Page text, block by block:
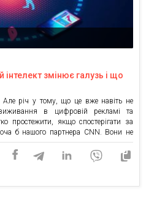
змінює галузь і що
Але річ у тому, що це вже навіть не
в цифровій рекламі та
простежити, якщо спостерігати за
б нашого партнера CNN. Вони не
а розробили цілі принципи його
на етиці, […]